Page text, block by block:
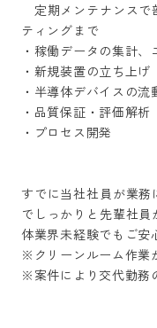
定期メンテナンスで
ティングまで
・稼働データの集計
・新規装置の立ち上げ
・半導体デバイスの流
・品質保証・評価解析
・プロセス開発
すでに当社社員が業
でしっかりと先輩社
体業界未経験でもご安
※クリーンルーム作業
※案件により交代勤務